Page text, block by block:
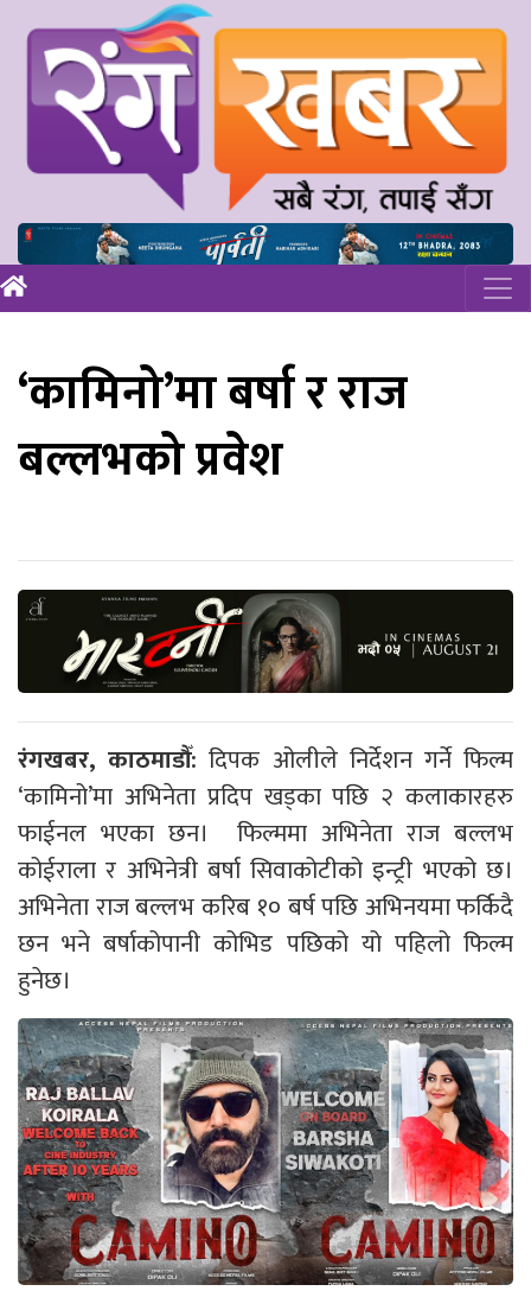
‘कामिनो’मा बर्षा र राज
बल्लभको प्रवेश
रंगखबर, काठमाडौँ: दिपक ओलीले निर्देशन गर्ने फिल्म
‘कामिनो’मा अभिनेता प्रदिप खड्का पछि २ कलाकारहरु
फाईनल भएका छन। फिल्ममा अभिनेता राज बल्लभ
कोईराला र अभिनेत्री बर्षा सिवाकोटीको इन्ट्री भएको छ।
अभिनेता राज बल्लभ करिब १० बर्ष पछि अभिनयमा फर्किदै
छन भने बर्षाकोपानी कोभिड पछिको यो पहिलो फिल्म
हुनेछ।